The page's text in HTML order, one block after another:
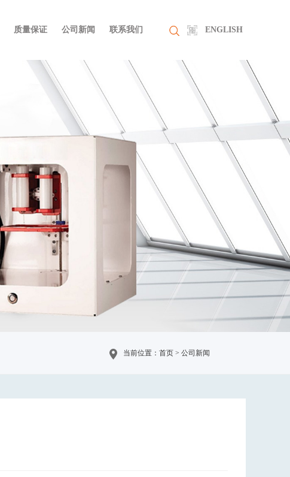
质量保证 公司新闻 联系我们 ENGLISH
当前位置：首页 > 公司新闻